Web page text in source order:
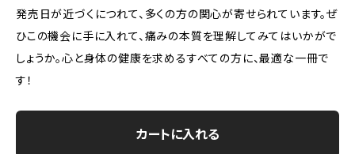
発売日が近づくにつれて、多くの方の関心が寄せられています。ぜ
ひこの機会に手に入れて、痛みの本質を理解してみてはいかがで
しょうか。心と身体の健康を求めるすべての方に、最適な一冊で
す！
カートに入れる